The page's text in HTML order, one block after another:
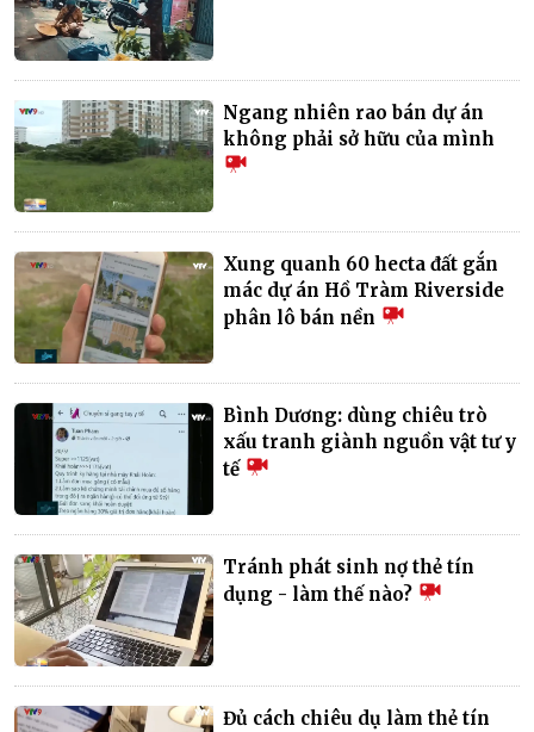
Ngang nhiên rao bán dự án
không phải sở hữu của mình
Xung quanh 60 hecta đất gắn
mác dự án Hồ Tràm Riverside
phân lô bán nền
Bình Dương: dùng chiêu trò
xấu tranh giành nguồn vật tư y
tế
Tránh phát sinh nợ thẻ tín
dụng - làm thế nào?
Đủ cách chiêu dụ làm thẻ tín